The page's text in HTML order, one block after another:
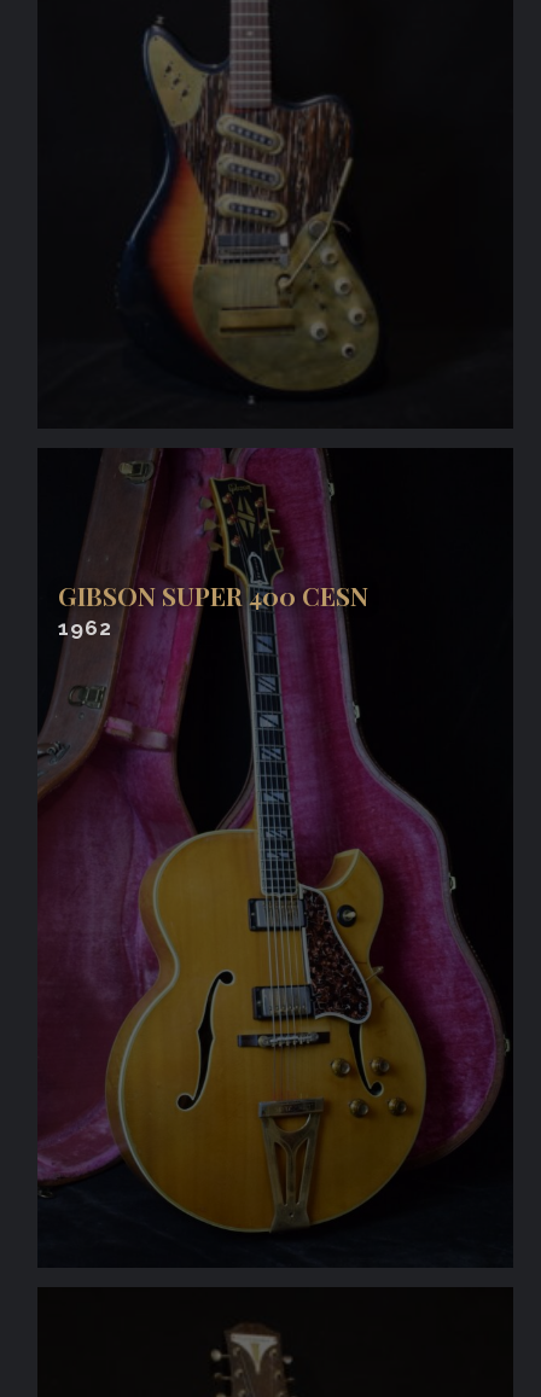
GIBSON SUPER 400 CESN
1962